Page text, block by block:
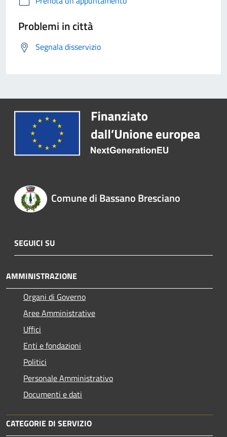
Problemi in città
Segnala disservizio
Comune di Bassano Bresciano
SEGUICI SU
AMMINISTRAZIONE
Organi di Governo
Aree Amministrative
Uffici
Enti e fondazioni
Politici
Personale Amministrativo
Documenti e dati
CATEGORIE DI SERVIZIO